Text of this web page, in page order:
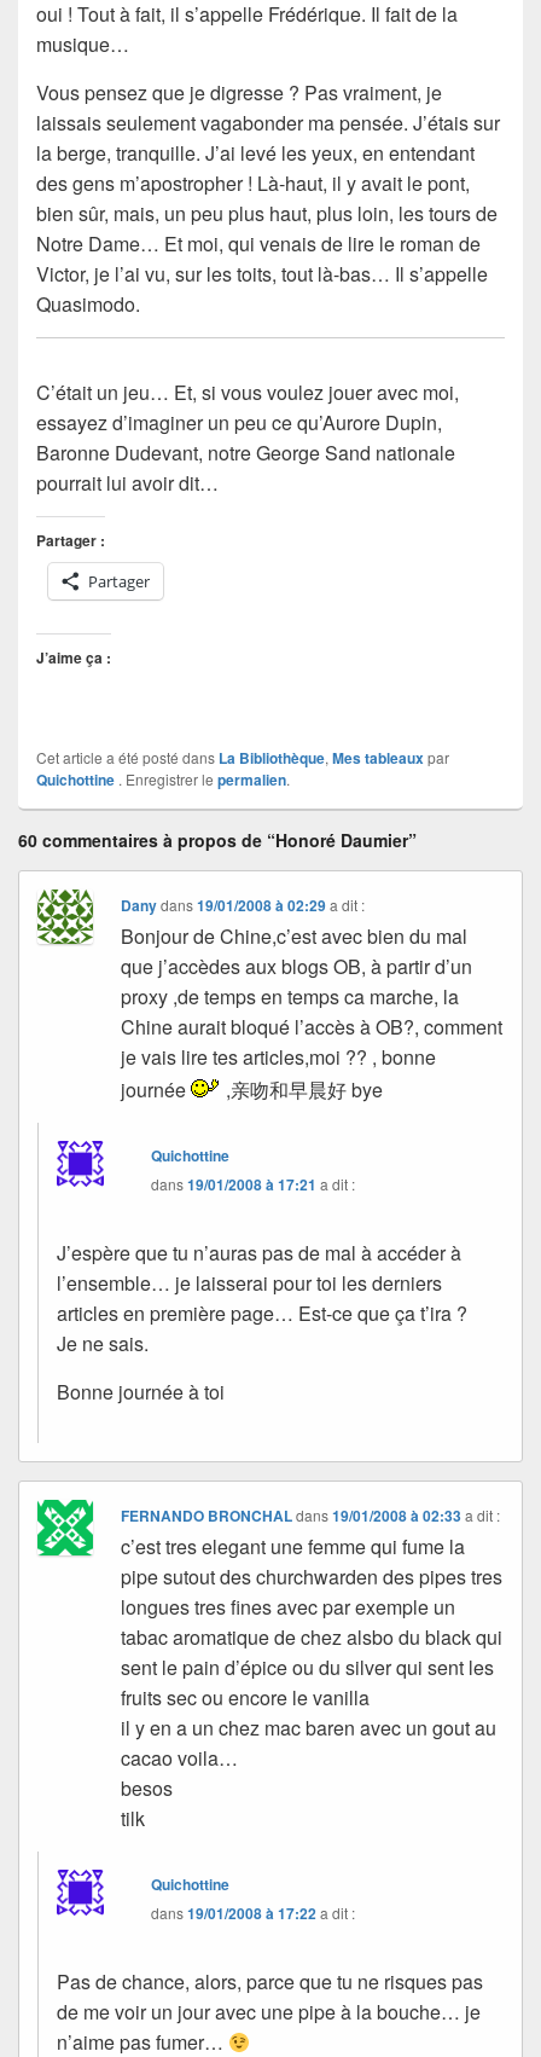
oui ! Tout à fait, il s’appelle Frédérique. Il fait de la
musique…
Vous pensez que je digresse ? Pas vraiment, je
laissais seulement vagabonder ma pensée. J’étais sur
la berge, tranquille. J’ai levé les yeux, en entendant
des gens m’apostropher ! Là-haut, il y avait le pont,
bien sûr, mais, un peu plus haut, plus loin, les tours de
Notre Dame… Et moi, qui venais de lire le roman de
Victor, je l’ai vu, sur les toits, tout là-bas… Il s’appelle
Quasimodo.
C’était un jeu… Et, si vous voulez jouer avec moi,
essayez d’imaginer un peu ce qu’Aurore Dupin,
Baronne Dudevant, notre George Sand nationale
pourrait lui avoir dit…
Partager :
Partager
J’aime ça :
Cet article a été posté dans La Bibliothèque, Mes tableaux par
Quichottine . Enregistrer le permalien.
60 commentaires à propos de “Honoré Daumier”
Danydans19/01/2008 à 02:29 a dit :
Bonjour de Chine,c’est avec bien du mal
que j’accèdes aux blogs OB, à partir d’un
proxy ,de temps en temps ca marche, la
Chine aurait bloqué l’accès à OB?, comment
je vais lire tes articles,moi ?? , bonne
journée
,亲吻和早晨好 bye
Quichottine
dans19/01/2008 à 17:21 a dit :
J’espère que tu n’auras pas de mal à accéder à
l’ensemble… je laisserai pour toi les derniers
articles en première page… Est-ce que ça t’ira ?
Je ne sais.
Bonne journée à toi
FERNANDO BRONCHALdans19/01/2008 à 02:33 a dit :
c’est tres elegant une femme qui fume la
pipe sutout des churchwarden des pipes tres
longues tres fines avec par exemple un
tabac aromatique de chez alsbo du black qui
sent le pain d’épice ou du silver qui sent les
fruits sec ou encore le vanilla
il y en a un chez mac baren avec un gout au
cacao voila…
besos
tilk
Quichottine
dans19/01/2008 à 17:22a dit :
Pas de chance, alors, parce que tu ne risques pas
de me voir un jour avec une pipe à la bouche… je
n’aime pas fumer…